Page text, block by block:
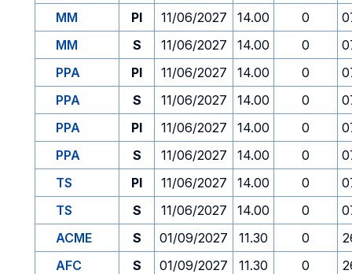
MM
PI 11/06/2027 14.00 0
MM
S 11/06/2027 14.00 0
PPA
PI 11/06/2027 14.00 0
PPA
S 11/06/2027 14.00 0
PPA
PI 11/06/2027 14.00 0
PPA
S 11/06/2027 14.00 0
TS
PI 11/06/2027 14.00 0
TS
S 11/06/2027 14.00 0
ACME
S 01/09/2027 11.30 0
AFC
S 01/09/2027 11.30 0